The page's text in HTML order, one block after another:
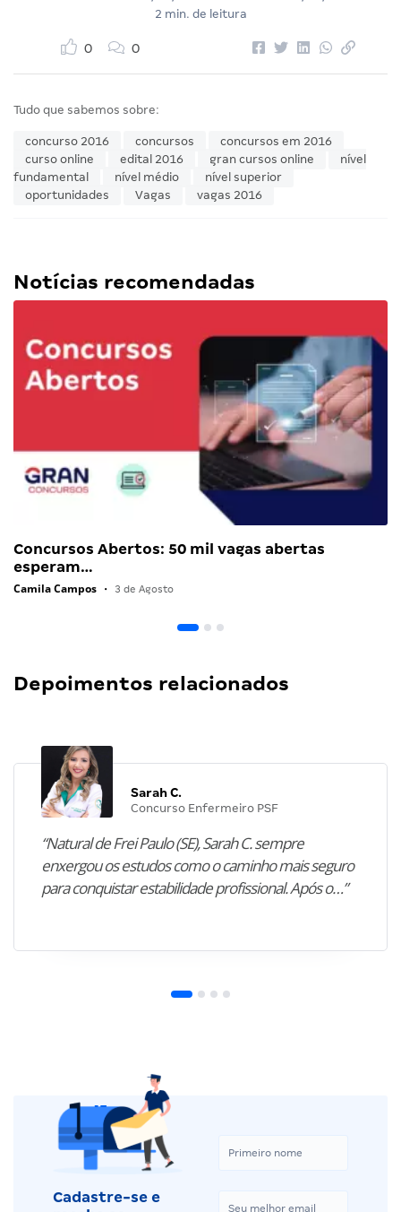
2 min. de leitura
0 0
Tudo que sabemos sobre:
concurso 2016 concursos
concursos em 2016
curso online
edital 2016 gran cursos online
nível
fundamental
nível médio
nível superior
oportunidades
Vagas vagas 2016
Notícias recomendadas
Concursos Abertos: 50 mil vagas abertas
esperam…
Camila Campos • 3 de Agosto
Depoimentos relacionados
Sarah C.
Concurso Enfermeiro PSF
“Natural de Frei Paulo (SE), Sarah C. sempre
enxergou os estudos como o caminho mais seguro
para conquistar estabilidade profissional. Após o…”
Cadastre-se e